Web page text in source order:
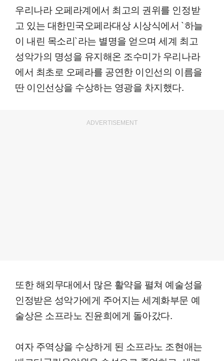
우리나라 오페라계에서 최고의 권위를 인정받
고 있는 대한민국오페라대상 시상식에서 `하늘
이 내린 목소리`라는 별명을 얻으며 세계 최고
성악가의 명성을 유지해온 조수미가 우리나라
에서 최초로 오페라를 공연한 이인선의 이름을
딴 이인선상을 수상하는 영광을 차지했다.
ADVERTISEMENT
또한 해외무대에서 많은 활약을 펼쳐 예술성을
인정받은 성악가에게 주어지는 세계화부문 예
술상은 소프라노 진윤희에게 돌아갔다.
여자 주역상을 수상하게 된 소프라노 조현애는